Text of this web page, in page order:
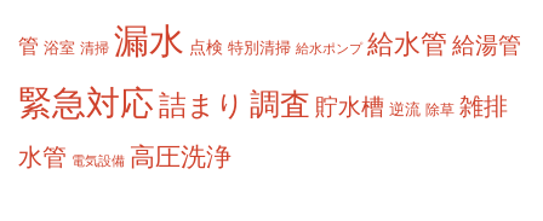
管 浴室 清掃 漏水 点検 特別清掃 給水ポンプ 給水管 給湯管
緊急対応詰まり 調査 貯水槽 逆流 除草 雑排
水管 電気設備 高圧洗浄